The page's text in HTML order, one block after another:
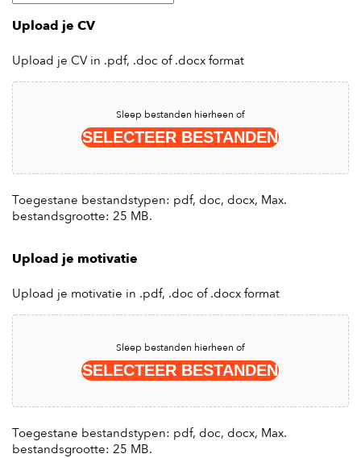
Upload je CV
Upload je CV in .pdf, .doc of .docx format
Sleep bestanden hierheen of
SELECTEER BESTANDEN
Toegestane bestandstypen: pdf, doc, docx, Max.
bestandsgrootte: 25 MB.
Upload je motivatie
Upload je motivatie in .pdf, .doc of .docx format
Sleep bestanden hierheen of
SELECTEER BESTANDEN
Toegestane bestandstypen: pdf, doc, docx, Max.
bestandsgrootte: 25 MB.